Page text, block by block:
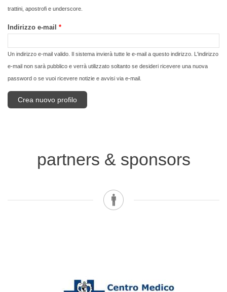
trattini, apostrofi e underscore.
Indirizzo e-mail *
Un indirizzo e-mail valido. Il sistema invierà tutte le e-mail a questo indirizzo. L'indirizzo
e-mail non sarà pubblico e verrà utilizzato soltanto se desideri ricevere una nuova
password o se vuoi ricevere notizie e avvisi via e-mail.
partners & sponsors